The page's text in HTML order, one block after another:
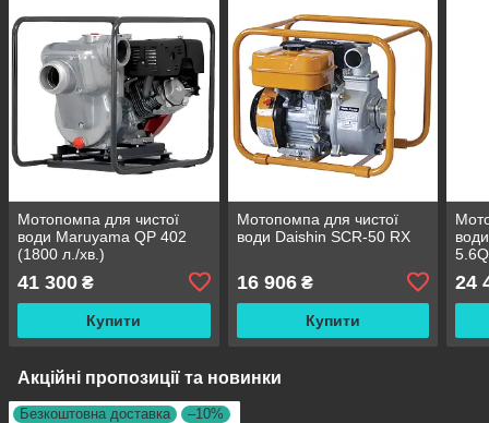
Мотопомпа для чистої
води Maruyama QP 402
(1800 л./хв.)
41 300 ₴
Купити
Мотопомпа для чистої
води Daishin SCR-50 RX
16 906₴
Купити
24
Акційні пропозиції та новинки
Безкоштовна доставка –10%